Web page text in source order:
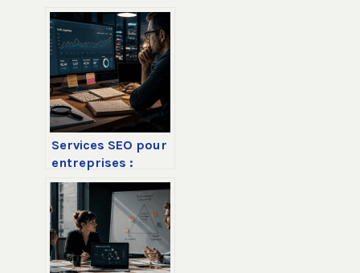
leviers
stratégiques pour
transformer vos
clients en
ambassadeurs
Services SEO pour
entreprises :
comment
transformer votre
visibilité en levier
de croissance
durable